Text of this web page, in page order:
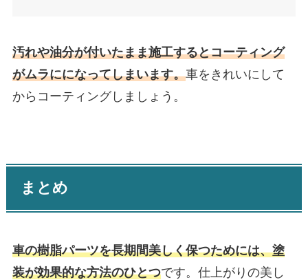
汚れや油分が付いたまま施工するとコーティング
がムラにになってしまいます。車をきれいにして
からコーティングしましょう。
まとめ
車の樹脂パーツを長期間美しく保つためには、塗
装が効果的な方法のひとつです。 仕上がりの美し